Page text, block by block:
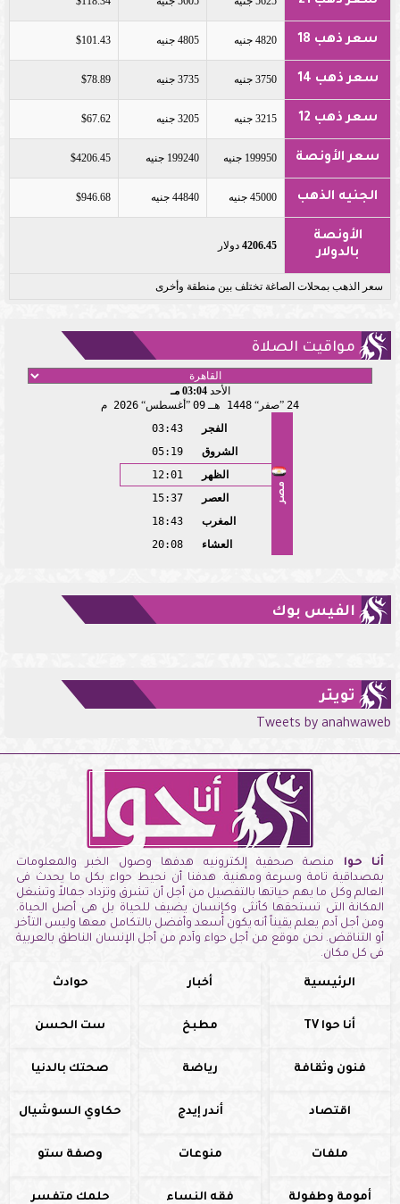
سعر ذهب 18 4820 جنيه 4805 جنيه $101.43
سعر ذهب 14 3750 جنيه 3735 جنيه $78.89
سعر ذهب 12 3215 جنيه 3205 جنيه $67.62
سعر الأونصة 199950 جنيه 199240 جنيه $4206.45
الجنيه الذهب 45000 جنيه 44840 جنيه $946.68
الأونصة
بالدولار
4206.45 دولار
سعر الذهب بمحلات الصاغة تختلف بين منطقة وأخرى
مواقيت الصلاة
الأحد03:04 مـ
24 صفر 1448 هـ 09 أغسطس 2026 م
مصر
الفجر
03:43
الشروق
05:19
الظهر
12:01
العصر
15:37
المغرب
18:43
العشاء
20:08
الفيس بوك
تويتر
Tweets by anahwaweb
أنا حوا منصة صحفية إلكترونيه هدفها وصول الخبر والمعلومات
بمصداقية تامة وسرعة ومهنية. هدفنا أن نحيط حواء بكل ما يحدث فى
العالم وكل ما يهم حياتها بالتفصيل من أجل أن تشرق وتزداد جمالاً وتشغل
المكانة التى تستحقها كأنثى وكإنسان يضيف للحياة بل هى أصل الحياة.
ومن أجل آدم يعلم يقيناً أنه يكون أسعد وأفضل بالتكامل معها وليس التأخر
أو التناقض. نحن موقع من أجل حواء وآدم من أجل الإنسان الناطق بالعربية
فى كل مكان.
الرئيسية أخبار حوادث
أنا حوا TV مطبخ ست الحسن
فنون وثقافة رياضة صحتك بالدنيا
اقتصاد أندر إيدج حكاوي السوشيال
ملفات منوعات وصفة ستو
أمومة وطفولة فقه النساء حلمك متفسر